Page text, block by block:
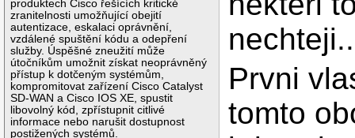
produktech Cisco řešících kritické
zranitelnosti umožňující obejití
autentizace, eskalaci oprávnění,
vzdálené spuštění kódu a odepření
služby. Úspěšné zneužití může
útočníkům umožnit získat neoprávněný
přístup k dotčeným systémům,
kompromitovat zařízení Cisco Catalyst
SD-WAN a Cisco IOS XE, spustit
libovolný kód, zpřístupnit citlivé
informace nebo narušit dostupnost
postižených systémů.
Prvni
tomto